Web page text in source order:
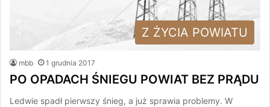
Z ŻYCIA POWIATU
mbb 1 grudnia 2017
PO OPADACH ŚNIEGU POWIAT BEZ PRĄDU
Ledwie spadł pierwszy śnieg, a już sprawia problemy. W